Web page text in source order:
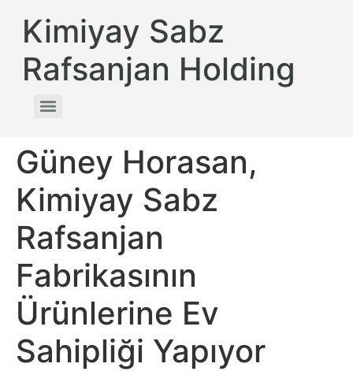
Kimiyay Sabz
Rafsanjan Holding
Güney Horasan,
Kimiyay Sabz
Rafsanjan
Fabrikasının
Ürünlerine Ev
Sahipliği Yapıyor